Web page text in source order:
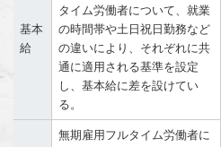
基本
給
タイム労働者について、就業
の時間帯や土日祝日勤務など
の違いにより、それぞれに共
通に適用される基準を設定
し、基本給に差を設けてい
る。
無期雇用フルタイム労働者に